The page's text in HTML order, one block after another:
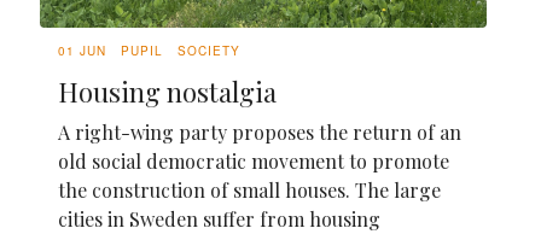
01 JUN PUPIL SOCIETY
Housing nostalgia
A right-wing party proposes the return of an
old social democratic movement to promote
the construction of small houses. The large
cities in Sweden suffer from housing